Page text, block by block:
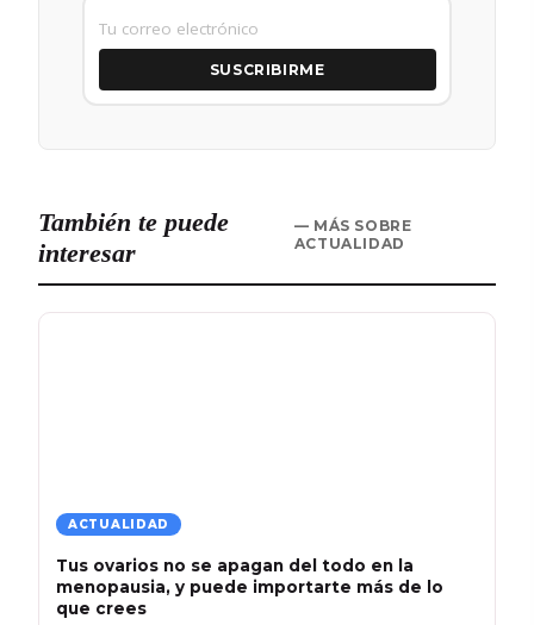
SUSCRIBIRME
También te puede
interesar
— MÁS SOBRE
ACTUALIDAD
ACTUALIDAD
Tus ovarios no se apagan del todo en la
menopausia, y puede importarte más de lo
que crees